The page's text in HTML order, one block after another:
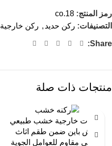
رمز المنتج: co.18
التصنيفات: ركن حديد , ركن خارجية
Share:
منتجات ذات صلة
جلسات خارجية خشب طبيعي
بيتش باين ضمن طقم اثاث
خارجي مقاوم للعوامل الجوية